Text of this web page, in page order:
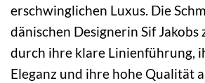
erschwinglichen Luxus. Die
dänischen Designerin Sif Jakobs
durch ihre klare Linienführung,
Eleganz und ihre hohe Qualität